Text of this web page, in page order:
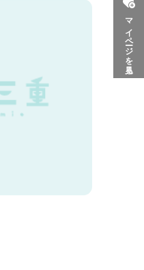
マイページを見る